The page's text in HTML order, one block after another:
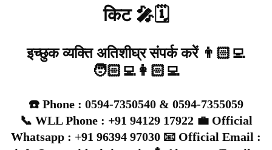
किट 🎤🗓️
इच्छुक व्यक्ति अतिशीघ्र संपर्क करें 👨🏻‍💻
🧑🏻‍💻👩🏻‍💻
☎️ Phone : 0594-7350540 & 0594-7355059
📞 WLL Phone : +91 94129 17922 💼 Official
Whatsapp : +91 96394 97030 📧 Official Email :